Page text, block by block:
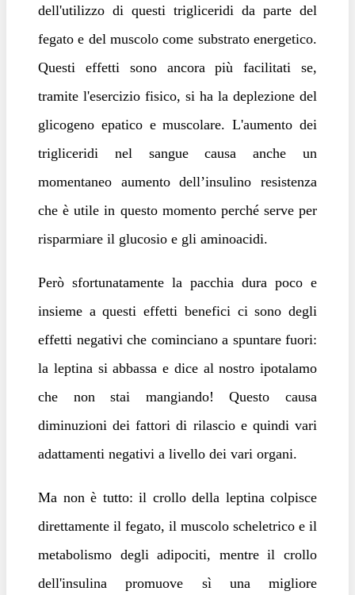
dell'utilizzo di questi trigliceridi da parte del
fegato e del muscolo come substrato energetico.
Questi effetti sono ancora più facilitati se,
tramite l'esercizio fisico, si ha la deplezione del
glicogeno epatico e muscolare. L'aumento dei
trigliceridi nel sangue causa anche un
momentaneo aumento dell’insulino resistenza
che è utile in questo momento perché serve per
risparmiare il glucosio e gli aminoacidi.
Però sfortunatamente la pacchia dura poco e
insieme a questi effetti benefici ci sono degli
effetti negativi che cominciano a spuntare fuori:
la leptina si abbassa e dice al nostro ipotalamo
che non stai mangiando! Questo causa
diminuzioni dei fattori di rilascio e quindi vari
adattamenti negativi a livello dei vari organi.
Ma non è tutto: il crollo della leptina colpisce
direttamente il fegato, il muscolo scheletrico e il
metabolismo degli adipociti, mentre il crollo
dell'insulina promuove sì una migliore